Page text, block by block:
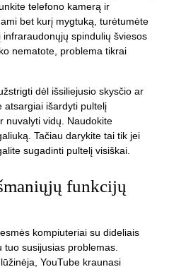
telefono kamerą ir
bet kurį mygtuką, turėtumėte
spindulių šviesos
nematote, problema tikrai
dėl išsiliejusio skysčio ar
atsargiai išardyti pultelį
nuvalyti vidų. Naudokite
Tačiau darykite tai tik jei
sugadinti pultelį visiškai.
funkcijų
kompiuteriai su dideliais
susijusias problemas.
YouTube kraunasi